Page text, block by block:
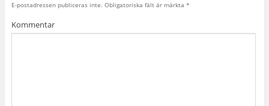
E-postadressen publiceras inte. Obligatoriska fält är märkta *
Kommentar